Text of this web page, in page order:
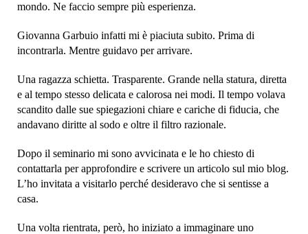
mondo. Ne faccio sempre più esperienza.
Giovanna Garbuio infatti mi è piaciuta subito. Prima di
incontrarla. Mentre guidavo per arrivare.
Una ragazza schietta. Trasparente. Grande nella statura, diretta
e al tempo stesso delicata e calorosa nei modi. Il tempo volava
scandito dalle sue spiegazioni chiare e cariche di fiducia, che
andavano diritte al sodo e oltre il filtro razionale.
Dopo il seminario mi sono avvicinata e le ho chiesto di
contattarla per approfondire e scrivere un articolo sul mio blog.
L’ho invitata a visitarlo perché desideravo che si sentisse a
casa.
Una volta rientrata, però, ho iniziato a immaginare uno